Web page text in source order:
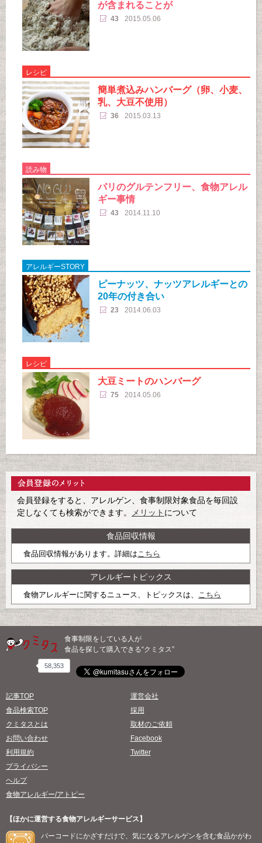
が含まれることが
43 2015.05.06
レシピ
簡単煮込みハンバーグ（卵、小麦、
乳、大豆不使用）
36 2015.03.13
読み物
パリのグルテンフリー、食物アレル
ギー事情
43 2014.11.10
アレルギーSTORY
ピーナッツ、ナッツアレルギーとの
20年の付き合い
23 2014.06.03
レシピ
大豆ミートのハンバーグ
75 2014.05.06
会員登録をすると、アレルゲン、食事制限対象食品を毎回設
定しなくても検索ができます。
メリット について
食品回収情報
食品回収情報があります。詳細はこちら
アレルギートピックス
食物アレルギーに関するニュース、トピックスは、 こちら
食事制限をしている人が
食品を探して購入できる“クミタス”
58,353
記事TOP
食品検索TOP
クミタスとは
お問い合わせ
利用規約
プライバシー
ヘルプ
食物アレルギー/アトピー
運営会社
採用
取材のご依頼
Facebook
Twitter
【ほかに運営する食物アレルギーサービス】
バーコードにかざすだけで、気になるアレルゲンを含む食品かがわ